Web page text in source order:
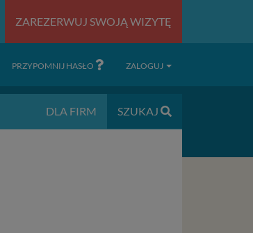
ZAREZERWUJ SWOJĄ WIZYTĘ
PRZYPOMNIJ HASŁO ZALOGUJ
DLA FIRM SZUKAJ